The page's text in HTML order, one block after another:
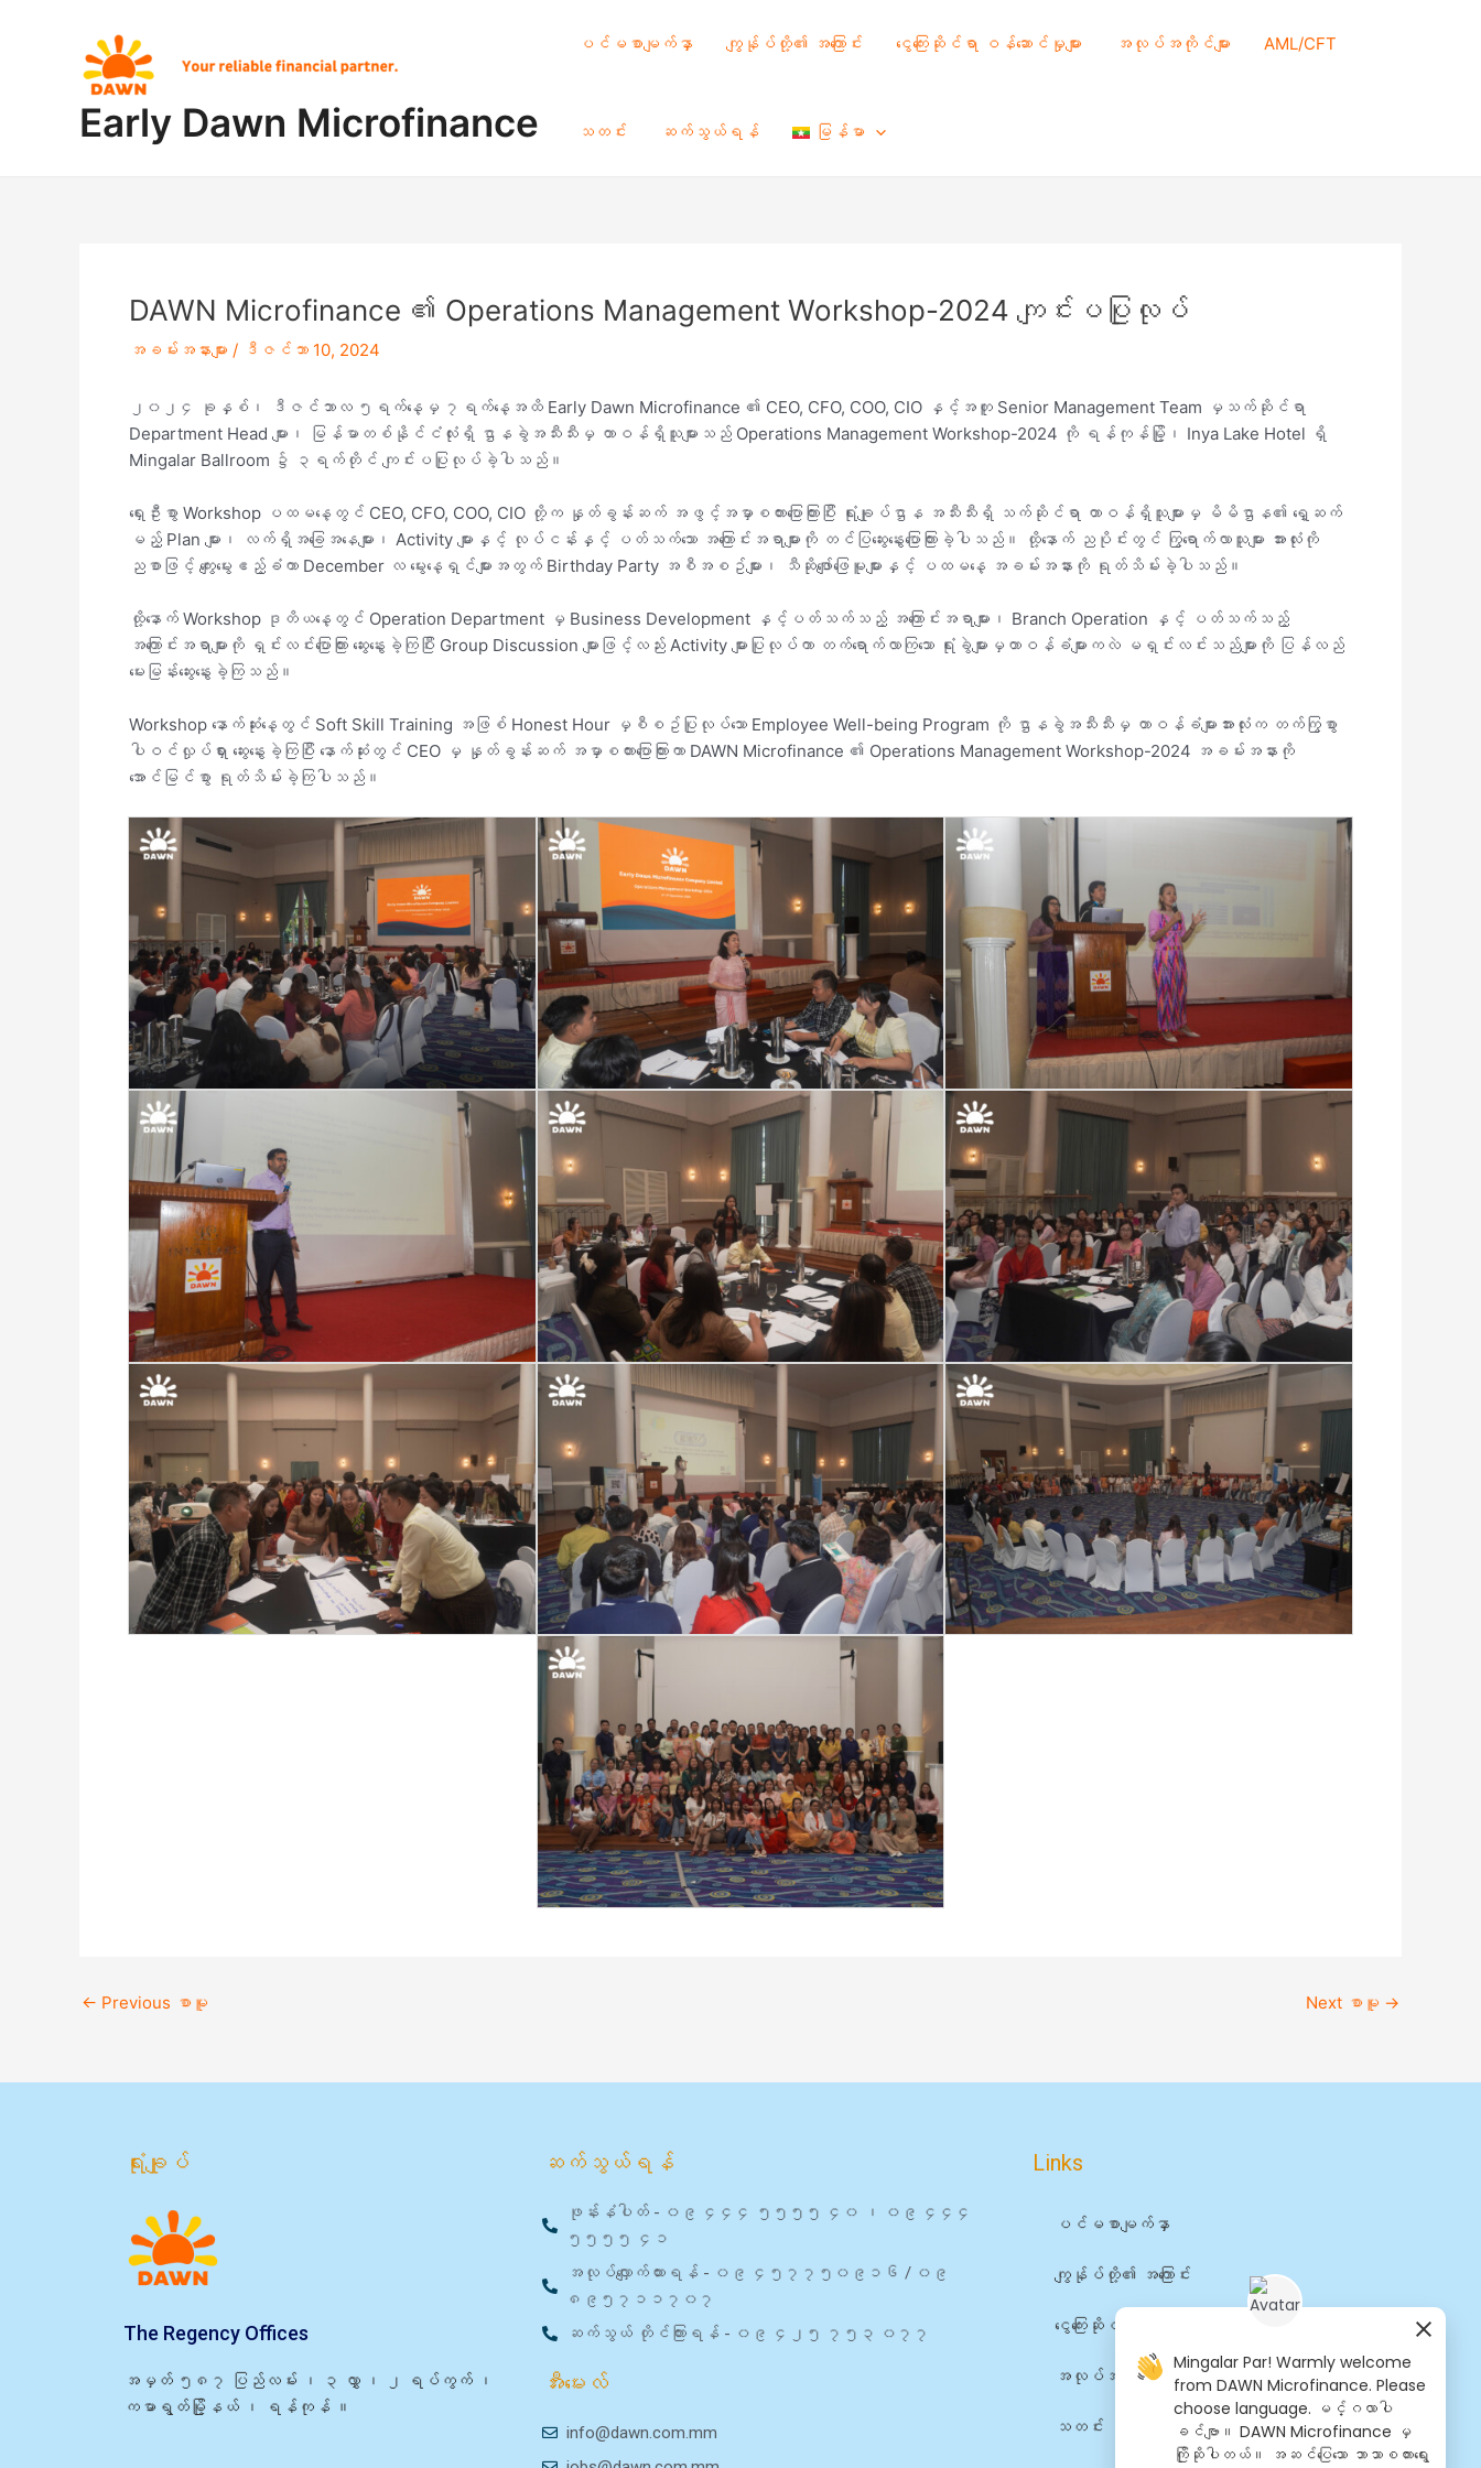
Early Dawn Microfinance
ပင်မစာမျက်နှာ ကျွန်ုပ်တို့၏ အကြောင်း ငွေကြေးဆိုင်ရာ ဝန်ဆောင်မှုများ အလုပ်အကိုင်များ AML/CFT
သတင်း ဆက်သွယ်ရန် မြန်မာ
DAWN Microfinance ၏ Operations Management Workshop-2024 ကျင်းပပြုလုပ်
အခမ်းအနားများ / ဒီဇင်ဘာ 10, 2024
၂၀၂၄ ခုနှစ်၊ ဒီဇင်ဘာလ ၅ရက်နေ့မှ ၇ရက်နေ့အထိ Early Dawn Microfinance ၏ CEO, CFO, COO, CIO နှင့်အတူ Senior Management Team မှသက်ဆိုင်ရာ
Department Head များ၊ မြန်မာတစ်နိုင်ငံလုံးရှိ ဌာနခွဲအသီးသီးမှ တာဝန်ရှိသူများသည် Operations Management Workshop-2024 ကို ရန်ကုန်မြို့၊ Inya Lake Hotel ရှိ
Mingalar Ballroom ၌ ၃ရက်တိုင် ကျင်းပပြုလုပ်ခဲ့ပါသည်။
ရှေးဦးစွာ Workshop ပထမနေ့တွင် CEO, CFO, COO, CIO တို့က နှုတ်ခွန်းဆက် အဖွင့်အမှာစကားပြောကြားပြီး ရုံးချုပ်ဌာန အသီးသီးရှိ သက်ဆိုင်ရာ တာဝန်ရှိသူများမှ မိမိဌာန၏ ရှေ့ဆက်
မည့် Plan များ၊ လက်ရှိအခြေအနေများ၊ Activity များနှင့် လုပ်ငန်းနှင့် ပတ်သက်သော အကြောင်းအရာများကို တင်ပြဆွေးနွေးပြောကြားခဲ့ပါသည်။ ထို့နောက် ညပိုင်းတွင် ကြွရောက်လာသူများ အားလုံးကို
ညစာဖြင့် ကျွေးမွေးဧည့်ခံကာ December လ မွေးနေ့ရှင်များအတွက် Birthday Party အစီအစဥ်များ၊ သီဆိုဖျော်ဖြေမူများနှင့် ပထမနေ့ အခမ်းအနားကို ရုတ်သိမ်းခဲ့ပါသည်။
ထို့နောက် Workshop ဒုတိယနေ့တွင် Operation Department မှ Business Development နှင့်ပတ်သက်သည့် အကြောင်းအရာများ၊ Branch Operation နှင့် ပတ်သက်သည့်
အကြောင်းအရာများကို ရှင်းလင်းပြောကြား ဆွေးနွေးခဲ့ကြပြီး Group Discussion များဖြင့်လည်း Activity များပြုလုပ်ကာ တက်ရောက်လာကြသော ရုံးခွဲများမှတာဝန်ခံများကလဲ မရှင်းလင်းသည်များကို ပြန်လည်
မေးမြန်းဆွေးနွေးခဲ့ကြသည်။
Workshop နောက်ဆုံးနေ့တွင် Soft Skill Training အဖြစ် Honest Hour မှစီစဥ်ပြုလုပ်သော Employee Well-being Program ကို ဌာနခွဲအသီးသီးမှ တာဝန်ခံများအားလုံးက တက်ကြွစွာ
ပါဝင်လှုပ်ရှား ဆွေးနွေးခဲ့ကြပြီး နောက်ဆုံးတွင် CEO မှ နှုတ်ခွန်းဆက် အမှာစကားပြောကြားကာ DAWN Microfinance ၏ Operations Management Workshop-2024 အခမ်းအနားကို
အောင်မြင်စွာ ရုတ်သိမ်းခဲ့ကြပါသည်။
navigation
← Previous စာမူ Next စာမူ →
ရုံးချုပ်
The Regency Offices
အမှတ် ၅၈၇ ပြည်လမ်း ၊ ၃ လွှာ ၊ ၂ ရပ်ကွက် ၊
ကမာရွတ်မြို့နယ် ၊ ရန်ကုန် ။
ဆက်သွယ်ရန်
ဖုန်းနံပါတ် - ၀၉ ၄၄၄ ၅၅၅၅ ၄၀ ၊ ၀၉ ၄၄၄
၅၅၅၅ ၄၁
အလုပ်လျှောက်ထားရန် - ၀၉ ၄၅၇၇၅၀၉၁၆ / ၀၉
၈၉၅၇၁၁၇၀၇
ဆက်သွယ် တိုင်ကြားရန် - ၀၉ ၄၂၅ ၇၅၃ ၀၇၇
အီးမေးလ်
info@dawn.com.mm
Links
ပင်မစာမျက်နှာ
ကျွန်ုပ်တို့၏ အကြောင်း
ငွေကြေးဆိုင်ရာ ဝန်ဆောင်မှုများ
အလုပ်အကိုင်များ
သတင်း
Mingalar Par! Warmly welcome
from DAWN Microfinance. Please
choose language. မင်္ဂလာပါ
ခင်ဗျာ။ DAWN Microfinance မှ
ကြိုဆိုပါတယ်။ အဆင်​ပြေ​​သော ဘာသာစကား​​ရွေး​